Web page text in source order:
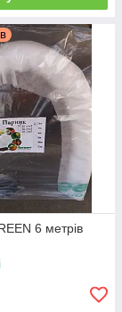
6 метрів